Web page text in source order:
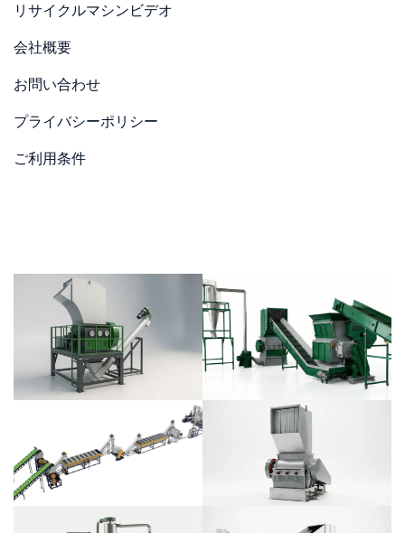
リサイクルマシンビデオ
会社概要
お問い合わせ
プライバシーポリシー
ご利用条件